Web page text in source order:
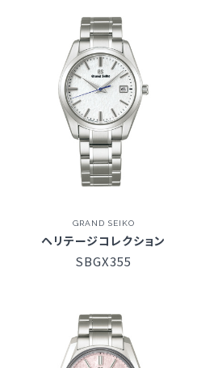
GRAND SEIKO
ヘリテージコレクション
SBGX355